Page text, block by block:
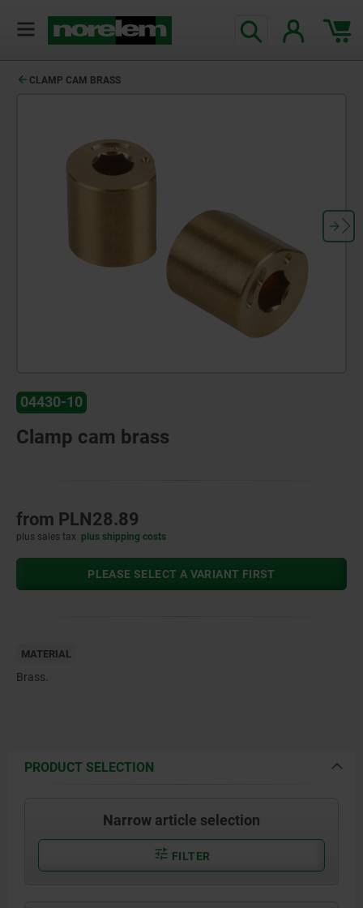
CLAMP CAM BRASS
04430-10
Clamp cam brass
from PLN28.89
plus sales tax plus shipping costs
PLEASE SELECT A VARIANT FIRST
MATERIAL
Brass.
PRODUCT SELECTION
Narrow article selection
FILTER